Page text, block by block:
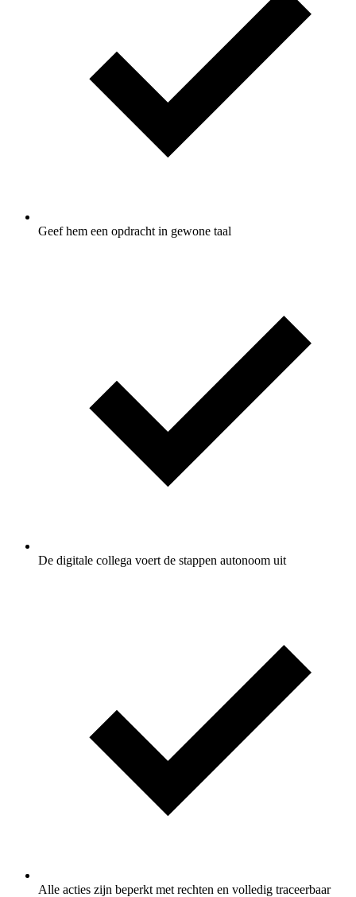
Geef hem een opdracht in gewone taal
De digitale collega voert de stappen autonoom uit
Alle acties zijn beperkt met rechten en volledig traceerbaar